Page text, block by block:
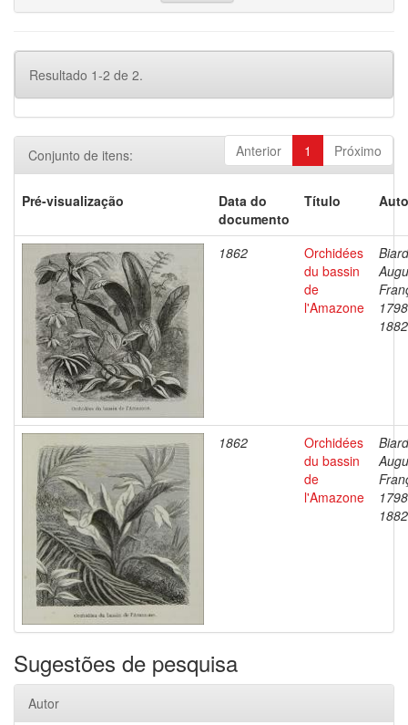
Resultado 1-2 de 2.
Anterior 1 Próximo
Conjunto de itens:
Pré-visualização
Data do
documento
Título
1862
Orchidées
du bassin
de
l'Amazone
1882
1862
Orchidées
du bassin
de
l'Amazone
1882
Sugestões de pesquisa
Autor